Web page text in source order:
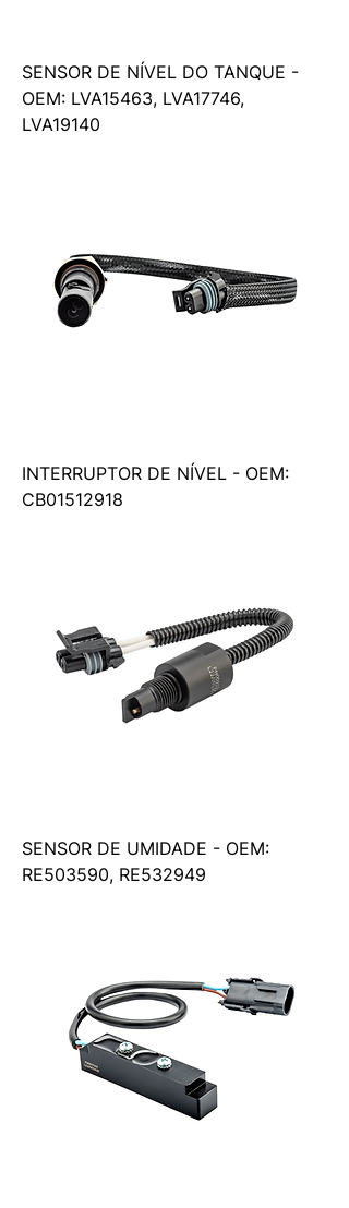
SENSOR DE NÍVEL DO TANQUE -
OEM: LVA15463, LVA17746,
LVA19140
INTERRUPTOR DE NÍVEL - OEM:
CB01512918
SENSOR DE UMIDADE - OEM:
RE503590, RE532949